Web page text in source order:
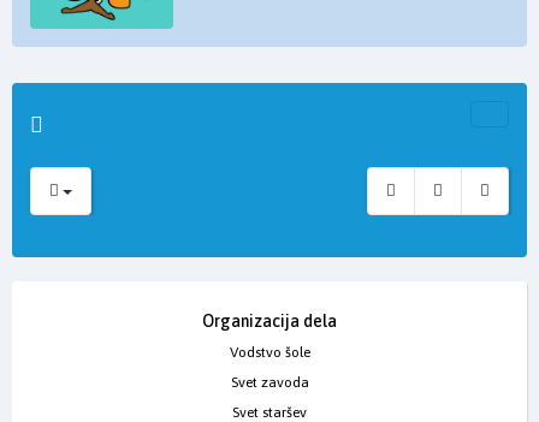
Organizacija dela
Vodstvo šole
Svet zavoda
Svet staršev